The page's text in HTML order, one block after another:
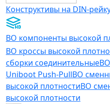
Конструктивы на DIN-
ВО компоненты высокой
ВО кроссы высокой
сборки соединительные
Uniboot Push-PullВО
высокой плотностиВО
высокой плотности